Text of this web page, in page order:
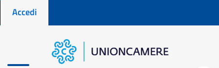
Menu profilo utente
Accedi